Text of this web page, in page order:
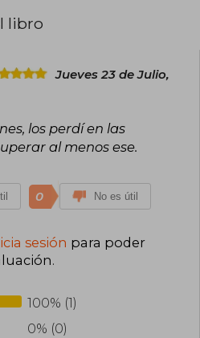
Goncourt en 1919 por el
y la técnica del flujo de
de una vida marcada por la
el aislamiento, su obra es hoy un
y ha sido traducida a
libro
Jueves 23 de Julio,
los perdí en las
al menos ese.
0 No es útil
sesión para poder
.
100% (1)
0% (0)